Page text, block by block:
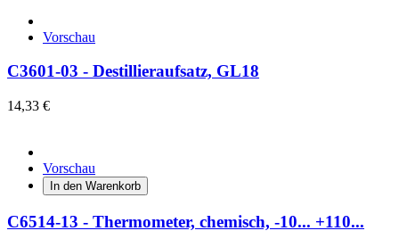
Vorschau
C3601-03 - Destillieraufsatz, GL18
14,33 €
Vorschau
In den Warenkorb
C6514-13 - Thermometer, chemisch, -10... +110...